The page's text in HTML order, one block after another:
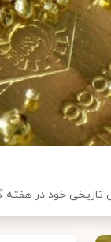
تاریخی خود در هفته